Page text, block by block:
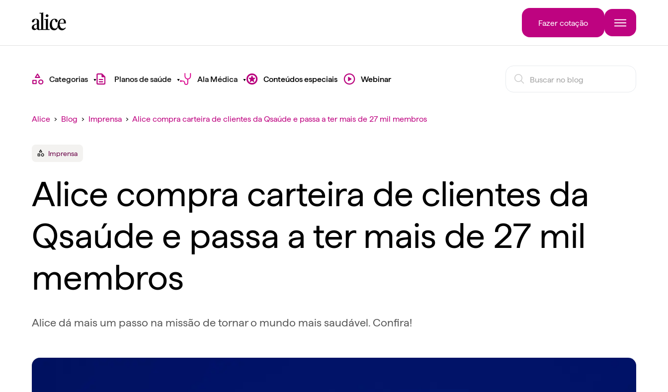
Fazer cotação
Categorias Planos de saúde Ala Médica Conteúdos especiais Webinar
Alice › Blog › Imprensa › Alice compra carteira de clientes da Qsaúde e passa a ter mais de 27 mil membros
Imprensa
Alice compra carteira de clientes da
Qsaúde e passa a ter mais de 27 mil
membros
Alice dá mais um passo na missão de tornar o mundo mais saudável. Confira!